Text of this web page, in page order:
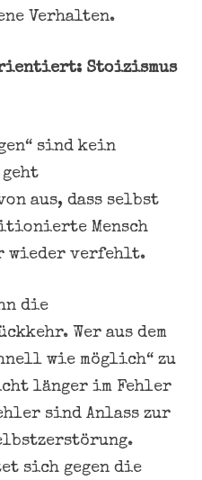
Verhalten.
Stoizismus
sind kein
aus, dass selbst
Mensch
wieder verfehlt.
die
Wer aus dem
wie möglich“ zu
länger im Fehler
sind Anlass zur
sich gegen die